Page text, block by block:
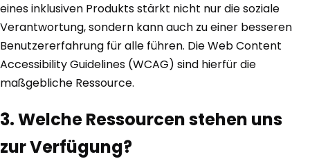
eines inklusiven Produkts stärkt nicht nur die soziale
Verantwortung, sondern kann auch zu einer besseren
Benutzererfahrung für alle führen. Die Web Content
Accessibility Guidelines (WCAG) sind hierfür die
maßgebliche Ressource.
3. Welche Ressourcen stehen uns
zur Verfügung?